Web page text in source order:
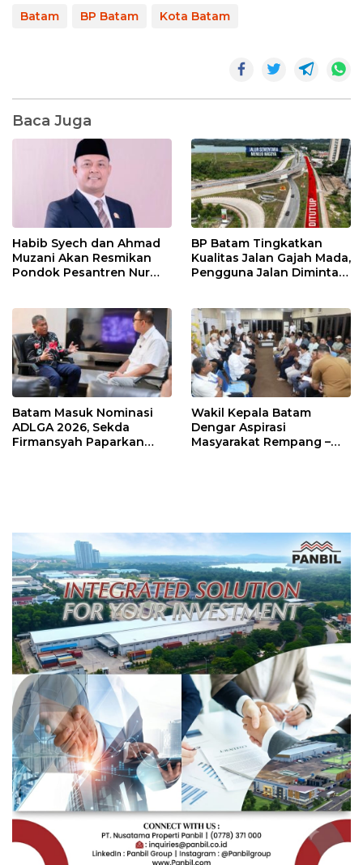
Batam BP Batam Kota Batam
Baca Juga
Habib Syech dan Ahmad
Muzani Akan Resmikan
Pondok Pesantren Nur
BP Batam Tingkatkan
Kualitas Jalan Gajah Mada,
Pengguna Jalan Diminta
Batam Masuk Nominasi
ADLGA 2026, Sekda
Firmansyah Paparkan
Wakil Kepala Batam
Dengar Aspirasi
Masyarakat Rempang –